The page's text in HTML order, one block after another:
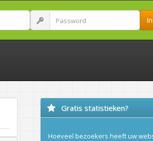
Gratis statistieken?
Hoeveel bezoekers heeft uw